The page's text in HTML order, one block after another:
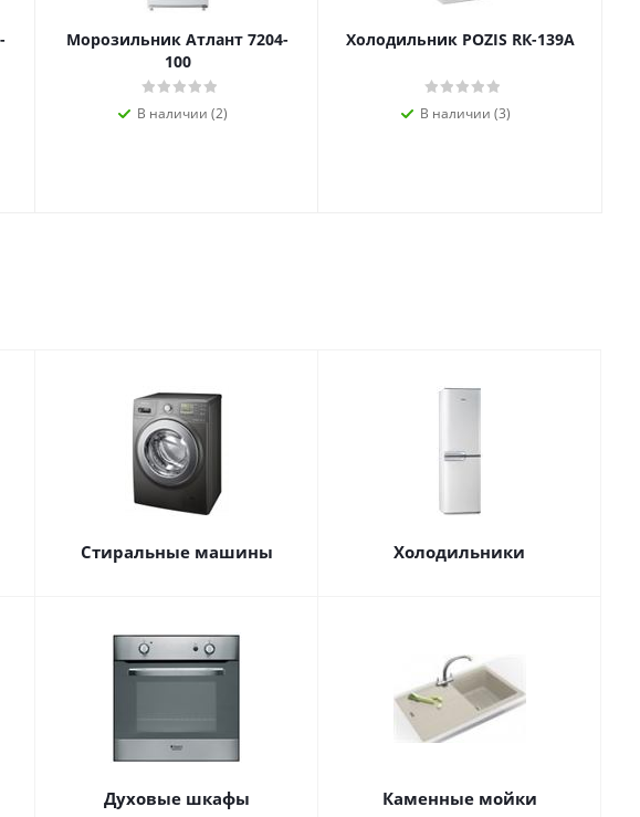
Морозильник Атлант 7204-
100
В наличии (2)
Холодильник POZIS RК-139А
В наличии (3)
Стиральные машины Холодильники
Духовые шкафы Каменные мойки